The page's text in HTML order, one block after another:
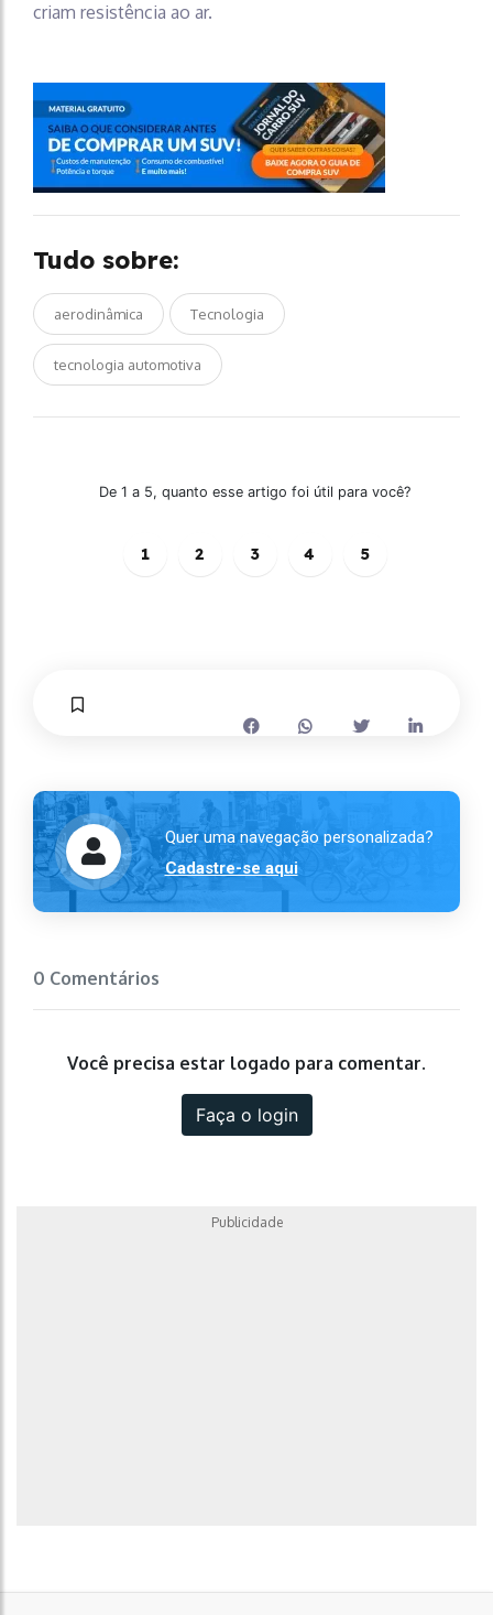
criam resistência ao ar.
Tudo sobre:
aerodinâmica Tecnologia
tecnologia automotiva
De 1 a 5, quanto esse artigo foi útil para você?
1 2 3 4 5
Quer uma navegação personalizada?
Cadastre-se aqui
0 Comentários
Você precisa estar logado para comentar.
Faça o login
Publicidade